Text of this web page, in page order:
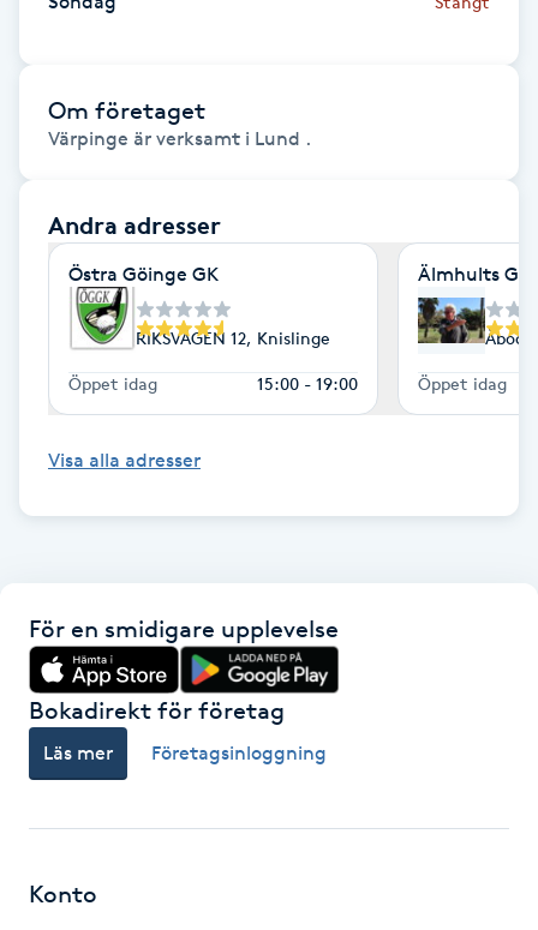
Färgning
Gel naglar
Gelenaglar
Gellack
Gellack med förstärkning
Gravidyoga
Gua Sha-massage
H
Hatha Yoga
Om företaget
Värpinge är verksamt i Lund .
Andra adresser
Östra Göinge GK
RIKSVÄGEN 12, Knislinge
Öppet idag 15:00 - 19:00
Älmhults GK
Öppet idag
Visa alla adresser
För en smidigare upplevelse
Bokadirekt för företag
Läs mer Företagsinloggning
Konto